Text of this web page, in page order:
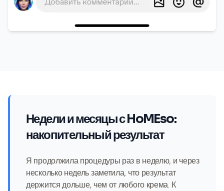
Недели и месяцы с HoMEso:
накопительный результат
Я продолжила процедуры раз в неделю, и через
несколько недель заметила, что результат
держится дольше, чем от любого крема. К